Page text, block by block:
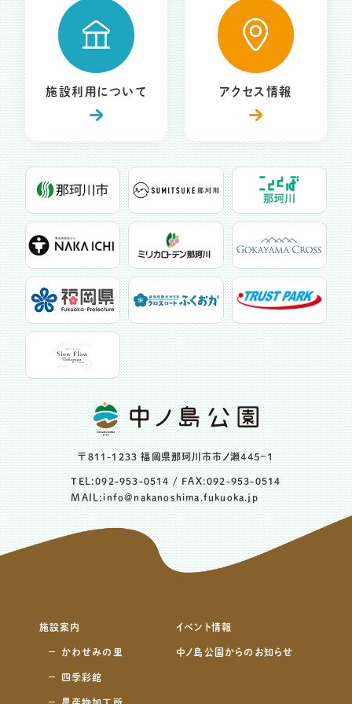
施設利用について アクセス情報
〒811-1233 福岡県那珂川市市ノ瀬４４５−１
TEL:092-953-0514/ FAX:092-953-0514
MAIL:info@nakanoshima.fukuoka.jp
施設案内
かわせみの里
四季彩館
イベント情報
中ノ島公園からのお知らせ